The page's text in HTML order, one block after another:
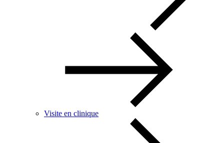
Visite en clinique